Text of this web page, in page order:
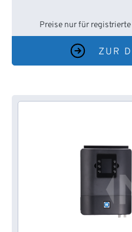
Preise nur für
ZUR